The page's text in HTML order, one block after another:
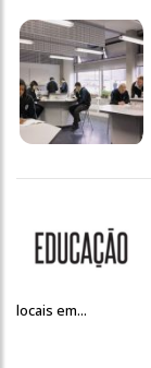
locais em...